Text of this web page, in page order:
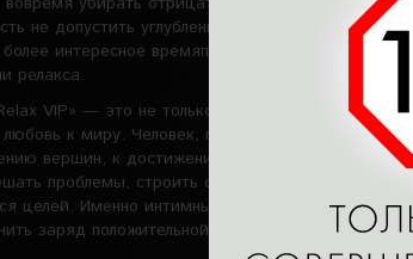
не допустить углубления стресса. Некоторые
интересное времяпровождение. Визит в
релакса.
VIP» — это не только разнообразие, это
к миру. Человек, покидая мужской клуб,
вершин, к достижению целей. Интимный
проблемы, строить отношения. Обретая
целей. Именно интимный массаж для мужчин
заряд положительной энергии.